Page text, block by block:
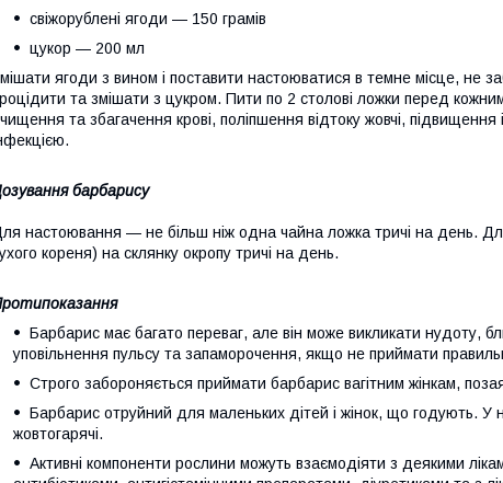
свіжорублені ягоди — 150 грамів
цукор — 200 мл
ягоди з вином і поставити настоюватися в темне місце, не
та змішати з цукром. Пити по 2 столові ложки перед
та збагачення крові, поліпшення відтоку жовчі,
барбарису
настоювання — не більш ніж одна чайна ложка тричі на день.
кореня) на склянку окропу тричі на день.
Барбарис має багато переваг, але він може викликати нудоту,
уповільнення пульсу та запаморочення, якщо не приймати
Строго забороняється приймати барбарис вагітним жінкам,
Барбарис отруйний для маленьких дітей і жінок, що годують. У
жовтогарячі.
Активні компоненти рослини можуть взаємодіяти з деякими